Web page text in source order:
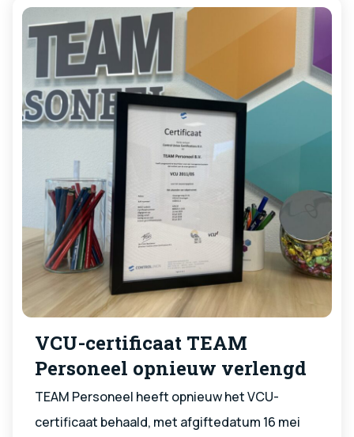
VCU-certificaat TEAM
Personeel opnieuw verlengd
TEAM Personeel heeft opnieuw het VCU-
certificaat behaald, met afgiftedatum 16 mei